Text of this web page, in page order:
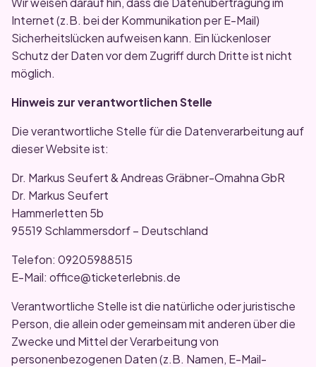
Internet (z.B. bei der Kommunikation per E-Mail)
Sicherheitslücken aufweisen kann. Ein lückenloser
Schutz der Daten vor dem Zugriff durch Dritte ist nicht
möglich.
Hinweis zur verantwortlichen Stelle
Die verantwortliche Stelle für die Datenverarbeitung auf
dieser Website ist:
Dr. Markus Seufert & Andreas Gräbner-Omahna GbR
Dr. Markus Seufert
Hammerletten 5b
95519 Schlammersdorf – Deutschland
Telefon: 09205988515
E-Mail: office@ticketerlebnis.de
Verantwortliche Stelle ist die natürliche oder juristische
Person, die allein oder gemeinsam mit anderen über die
Zwecke und Mittel der Verarbeitung von
personenbezogenen Daten (z.B. Namen, E-Mail-